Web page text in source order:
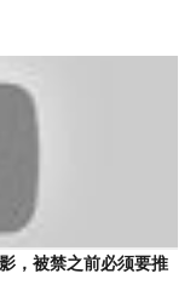
，被禁之前必须要推